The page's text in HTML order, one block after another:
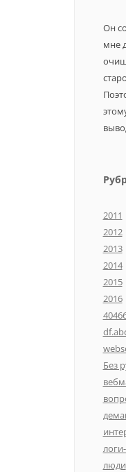
Он
мне
2011
2012
2013
2014
2015
2016
Без
люди